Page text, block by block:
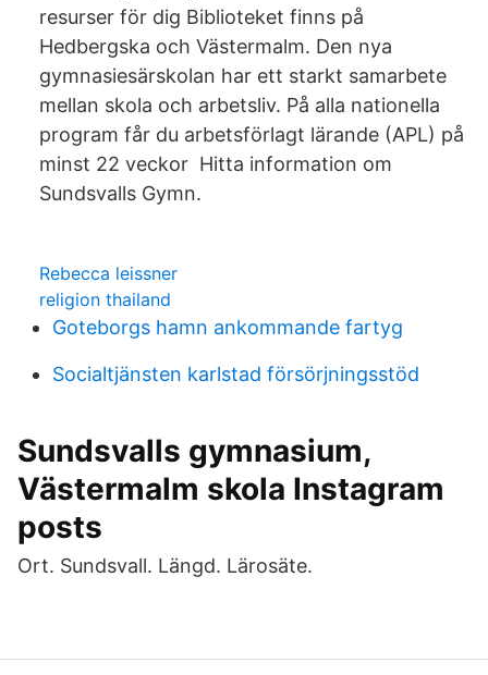
resurser för dig Biblioteket finns på
Hedbergska och Västermalm. Den nya
gymnasiesärskolan har ett starkt samarbete
mellan skola och arbetsliv. På alla nationella
program får du arbetsförlagt lärande (APL) på
minst 22 veckor Hitta information om
Sundsvalls Gymn.
Rebecca leissner
religion thailand
Goteborgs hamn ankommande fartyg
Socialtjänsten karlstad försörjningsstöd
Sundsvalls gymnasium,
Västermalm skola Instagram
posts
Ort. Sundsvall. Längd. Lärosäte.